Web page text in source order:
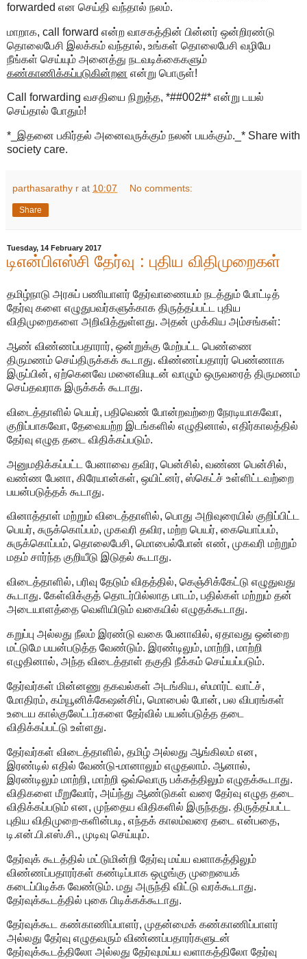
forwarded என செய்தி வந்தால் நலம்.
மாறாக, call forward என்ற வாசகத்தின் பின்னர் ஒன்றிரண்டு
தொலைபேசி இலக்கம் வந்தால், உங்கள் தொலைபேசி வழியே
நீங்கள் செய்யும் அனைத்து நடவடிக்கைகளும்
கண்காணிக்கப்படுகின்றன என்று பொருள்!
Call forwarding வசதியை நிறுத்த, *##002#* என்று டயல்
செய்தால் போதும்!
*_இதனை பகிர்தல் அனைவருக்கும் நலன் பயக்கும்._* Share with
society care.
parthasarathy r at 10:07 No comments:
Share
Tuesday, 14 February 2017
டிஎன்பிஎஸ்சி தேர்வு : புதிய விதிமுறைகள்
தமிழ்நாடு அரசுப் பணியாளர் தேர்வாணையம் நடத்தும் போட்டித்
தேர்வு களை எழுதுபவர்களுக்காக திருத்தப்பட்ட புதிய
விதிமுறைகளை அறிவித்துள்ளது. அதன் முக்கிய அம்சங்கள்:
ஆண் விண்ணப்பதாரார், ஒன்றுக்கு மேற்பட்ட பெண்ணை
திருமணம் செய்திருக்கக் கூடாது. விண்ணப்பதாரர் பெண்ணாக
இருப்பின், ஏற்கெனவே மனைவியுடன் வாழும் ஒருவரைத் திருமணம்
செய்தவராக இருக்கக் கூடாது.
விடைத்தாளில் பெயர், பதிவெண் போன்றவற்றை நேரடியாகவோ,
குறிப்பாகவோ, தேவையற்ற இடங்களில் எழுதினால், எதிர்காலத்தில்
தேர்வு எழுத தடை விதிக்கப்படும்.
அனுமதிக்கப்பட்ட பேனாவை தவிர, பென்சில், வண்ண பென்சில்,
வண்ண பேனா, கிரேயான்கள், ஒயிட்னர், ஸ்கெட்ச் உள்ளிட்டவற்றை
பயன்படுத்தக் கூடாது.
வினாத்தாள் மற்றும் விடைத்தாளில், பொது அறிவுரையில் குறிப்பிட்ட
பெயர், சுருக்கொப்பம், முகவரி தவிர, மற்ற பெயர், கையொப்பம்,
சுருக்கொப்பம், தொலைபேசி, மொபைல்போன் எண், முகவரி மற்றும்
மதம் சார்ந்த குறியீடு இடுதல் கூடாது.
விடைத்தாளில், பரிவு தேடும் விதத்தில், கெஞ்சிக்கேட்டு எழுதுவது
கூடாது. கேள்விக்குத் தொடர்பில்லாத பாடம், பதில்கள் மற்றும் தன்
அடையாளத்தை வெளியிடும் வகையில் எழுதக்கூடாது.
கறுப்பு அல்லது நீலம் இரண்டு வகை பேனாவில், ஏதாவது ஒன்றை
மட்டுமே பயன்படுத்த வேண்டும். இரண்டிலும், மாற்றி, மாற்றி
எழுதினால், அந்த விடைத்தாள் தகுதி நீக்கம் செய்யப்படும்.
தேர்வர்கள் மின்னணு தகவல்கள் அடங்கிய, ஸ்மார்ட் வாட்ச்,
மோதிரம், கம்யூனிக்கேஷன்சிப், மொபைல் போன், பல விபரங்கள்
உடைய கால்குலேட்டர்களை தேர்வில் பயன்படுத்த தடை
விதிக்கப்பட்டு உள்ளது.
தேர்வர்கள் விடைத்தாளில், தமிழ் அல்லது ஆங்கிலம் என,
இரண்டில் எதில் வேண்டு-மானாலும் எழுதலாம். ஆனால்,
இரண்டிலும் மாற்றி, மாற்றி ஒவ்வொரு பக்கத்திலும் எழுதக்கூடாது.
விதிகளை மீறுவோர், அய்ந்து ஆண்டுகள் வரை தேர்வு எழுத தடை
விதிக்கப்படும் என, முந்தைய விதிகளில் இருந்தது. திருத்தப்பட்ட
புதிய விதிமுறை-களின்படி, எந்தக் காலம்வரை தடை என்பதை,
டி.என்.பி.எஸ்.சி., முடிவு செய்யும்.
தேர்வுக் கூடத்தில் மட்டுமின்றி தேர்வு மய்ய வளாகத்திலும்
விண்ணப்பதாரர்கள் கண்டிப்பாக ஒழுங்கு முறையைக்
கடைப்பிடிக்க வேண்டும். மது அருந்தி விட்டு வரக்கூடாது.
தேர்வுக்கூடத்தில் புகை பிடிக்கக்கூடாது.
தேர்வுக்கூட கண்காணிப்பாளர், முதன்மைக் கண்காணிப்பாளர்
அல்லது தேர்வு எழுதவரும் விண்ணப்பதாரர்களுடன்
தேர்வுக்கூடத்திலோ அல்லது தேர்வுமய்ய வளாகத்திலோ தேர்வு